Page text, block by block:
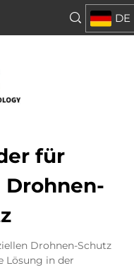
DE
für
Drohnen-Schutz
Lösung in der